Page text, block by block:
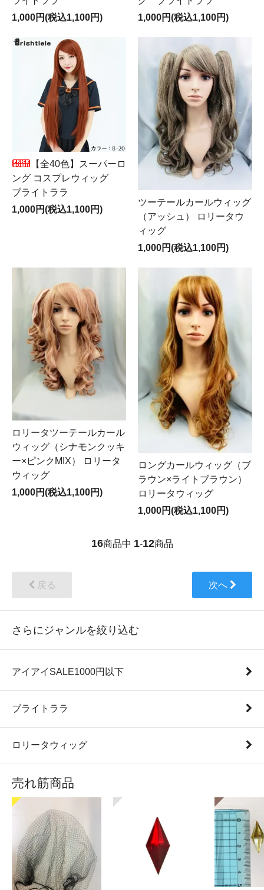
1,000円(税込1,100円)
1,000円(税込1,100円)
【全40色】スーパーロ
ング コスプレウィッグ
ブライトララ
1,000円(税込1,100円)
ツーテールカールウィッグ
（アッシュ） ロリータウ
ィッグ
1,000円(税込1,100円)
ロリータツーテールカール
ウィッグ（シナモンクッキ
ー×ピンクMIX） ロリータ
ウィッグ
1,000円(税込1,100円)
ロングカールウィッグ（ブ
ラウン×ライトブラウン）
ロリータウィッグ
1,000円(税込1,100円)
16商品中 1-12商品
戻る 次へ
さらにジャンルを絞り込む
アイアイSALE1000円以下
ブライトララ
ロリータウィッグ
売れ筋商品